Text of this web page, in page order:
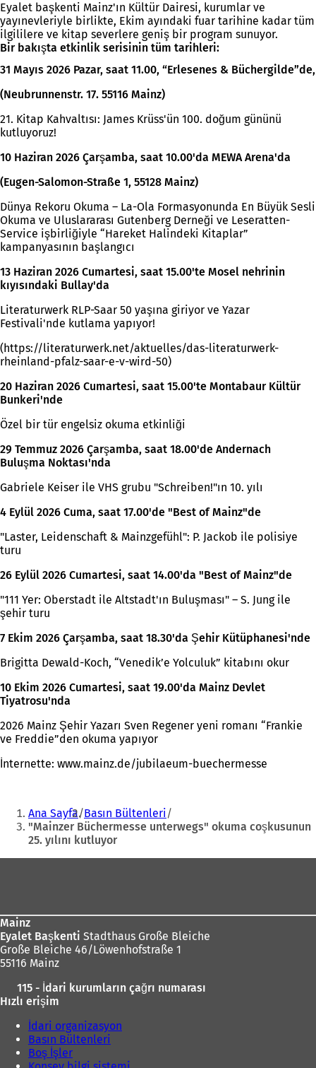
Eyalet başkenti Mainz'ın Kültür Dairesi, kurumlar ve
yayınevleriyle birlikte, Ekim ayındaki fuar tarihine kadar tüm
ilgililere ve kitap severlere geniş bir program sunuyor.
Bir bakışta etkinlik serisinin tüm tarihleri:
31 Mayıs 2026 Pazar, saat 11.00, “Erlesenes & Büchergilde”de,
(Neubrunnenstr. 17. 55116 Mainz)
21. Kitap Kahvaltısı: James Krüss'ün 100. doğum gününü
kutluyoruz!
10 Haziran 2026 Çarşamba, saat 10.00'da MEWA Arena'da
(Eugen-Salomon-Straße 1, 55128 Mainz)
Dünya Rekoru Okuma – La-Ola Formasyonunda En Büyük Sesli
Okuma ve Uluslararası Gutenberg Derneği ve Leseratten-
Service işbirliğiyle “Hareket Halindeki Kitaplar”
kampanyasının başlangıcı
13 Haziran 2026 Cumartesi, saat 15.00'te Mosel nehrinin
kıyısındaki Bullay'da
Literaturwerk RLP-Saar 50 yaşına giriyor ve Yazar
Festivali'nde kutlama yapıyor!
(https://literaturwerk.net/aktuelles/das-literaturwerk-
rheinland-pfalz-saar-e-v-wird-50)
20 Haziran 2026 Cumartesi, saat 15.00'te Montabaur Kültür
Bunkeri'nde
Özel bir tür engelsiz okuma etkinliği
29 Temmuz 2026 Çarşamba, saat 18.00'de Andernach
Buluşma Noktası'nda
Gabriele Keiser ile VHS grubu "Schreiben!"ın 10. yılı
4 Eylül 2026 Cuma, saat 17.00'de "Best of Mainz"de
"Laster, Leidenschaft & Mainzgefühl": P. Jackob ile polisiye
turu
26 Eylül 2026 Cumartesi, saat 14.00'da "Best of Mainz"de
"111 Yer: Oberstadt ile Altstadt'ın Buluşması" – S. Jung ile
şehir turu
7 Ekim 2026 Çarşamba, saat 18.30'da Şehir Kütüphanesi'nde
Brigitta Dewald-Koch, “Venedik’e Yolculuk” kitabını okur
10 Ekim 2026 Cumartesi, saat 19.00'da Mainz Devlet
Tiyatrosu'nda
2026 Mainz Şehir Yazarı Sven Regener yeni romanı “Frankie
ve Freddie”den okuma yapıyor
İnternette: www.mainz.de/jubilaeum-buechermesse
Buradasınız:
Ana Sayfa Basın Bültenleri
"Mainzer Büchermesse unterwegs" okuma coşkusunun
25. yılını kutluyor
Mainz
Eyalet Başkenti Stadthaus Große Bleiche
Große Bleiche 46/Löwenhofstraße 1
55116 Mainz
115 - İdari kurumların çağrı numarası
Hızlı erişim
İdari organizasyon
Basın Bültenleri
Boş İşler